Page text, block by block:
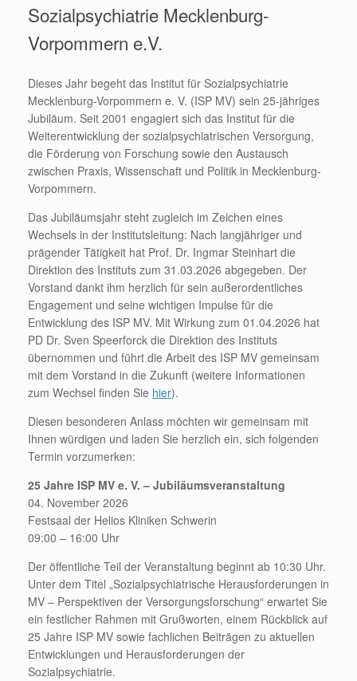
Sozialpsychiatrie Mecklenburg-
Vorpommern e.V.
Dieses Jahr begeht das Institut für Sozialpsychiatrie
Mecklenburg-Vorpommern e. V. (ISP MV) sein 25-jähriges
Jubiläum. Seit 2001 engagiert sich das Institut für die
Weiterentwicklung der sozialpsychiatrischen Versorgung,
die Förderung von Forschung sowie den Austausch
zwischen Praxis, Wissenschaft und Politik in Mecklenburg-
Vorpommern.
Das Jubiläumsjahr steht zugleich im Zeichen eines
Wechsels in der Institutsleitung: Nach langjähriger und
prägender Tätigkeit hat Prof. Dr. Ingmar Steinhart die
Direktion des Instituts zum 31.03.2026 abgegeben. Der
Vorstand dankt ihm herzlich für sein außerordentliches
Engagement und seine wichtigen Impulse für die
Entwicklung des ISP MV. Mit Wirkung zum 01.04.2026 hat
PD Dr. Sven Speerforck die Direktion des Instituts
übernommen und führt die Arbeit des ISP MV gemeinsam
mit dem Vorstand in die Zukunft (weitere Informationen
zum Wechsel finden Sie hier).
Diesen besonderen Anlass möchten wir gemeinsam mit
Ihnen würdigen und laden Sie herzlich ein, sich folgenden
Termin vorzumerken:
25 Jahre ISP MV e. V. – Jubiläumsveranstaltung
04. November 2026
Festsaal der Helios Kliniken Schwerin
09:00 – 16:00 Uhr
Der öffentliche Teil der Veranstaltung beginnt ab 10:30 Uhr.
Unter dem Titel „Sozialpsychiatrische Herausforderungen in
MV – Perspektiven der Versorgungsforschung“ erwartet Sie
ein festlicher Rahmen mit Grußworten, einem Rückblick auf
25 Jahre ISP MV sowie fachlichen Beiträgen zu aktuellen
Entwicklungen und Herausforderungen der
Sozialpsychiatrie.